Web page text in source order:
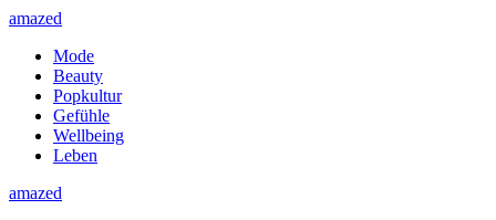
amazed
Mode
Beauty
Popkultur
Gefühle
Wellbeing
Leben
amazed